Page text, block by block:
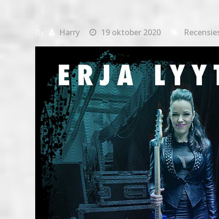
Harry 19 oktober 2020